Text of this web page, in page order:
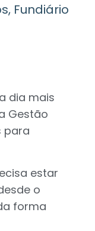
, Fundiário
dia mais
Gestão
para
estar
o
forma